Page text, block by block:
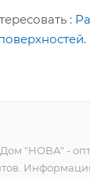
:
"НОВА" -